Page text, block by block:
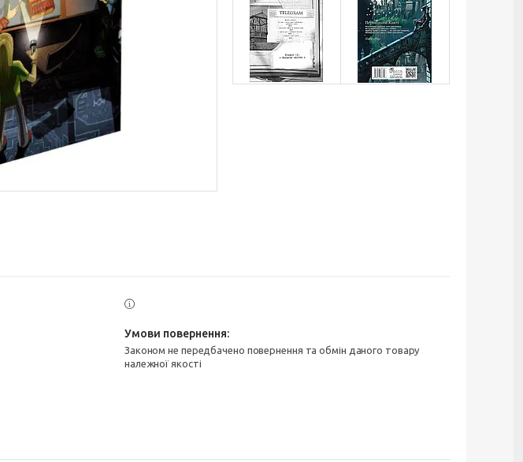
Законом не передбачено повернення та обмін даного товару
належної якості